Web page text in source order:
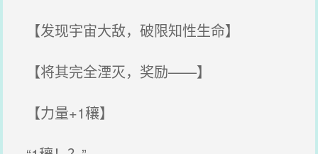
【发现宇宙大敌，破限知性生命】
【将其完全湮灭，奖励——】
【力量+1穰】